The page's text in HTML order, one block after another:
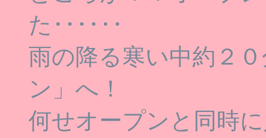
た･･････
雨の降る寒い中約２
ン」へ！
何せオープンと同時